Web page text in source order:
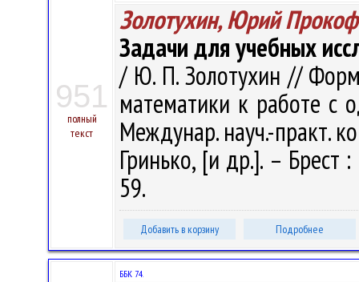
951
полный
текст
Золотухин, Юрий
Задачи для учебных
/ Ю. П. Золотухин //
математики к работе с
Междунар. науч.-практ.
Гринько, [и др.]. –
59.
Добавить в корзину Подробнее
ББК 74.